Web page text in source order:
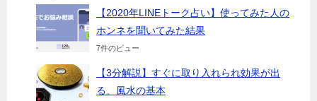
【2020年LINEトーク占い】使ってみた人の
ホンネを聞いてみた結果
7件のビュー
【3分解説】すぐに取り入れられ効果が出
る、風水の基本